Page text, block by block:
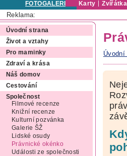
FOTOGALERIE Karty Zvířátka
Reklama:
Úvodní strana
Život a vztahy
Pro maminky
Zdraví a krása
Náš domov
Cestování
Společnost
Filmové recenze
Knižní recenze
Kulturní pozvánka
Galerie ŠŽ
Lidské osudy
Právnické okénko
Události ze společnosti
Úvodní